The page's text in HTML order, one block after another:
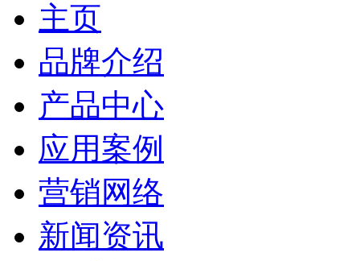
主页
品牌介绍
产品中心
应用案例
营销网络
新闻资讯